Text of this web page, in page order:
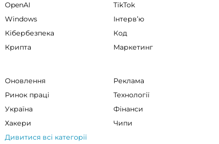
OpenAI
TikTok
Windows
Інтервʼю
Кібербезпека
Код
Крипта
Маркетинг
Оновлення
Реклама
Ринок праці
Технології
Україна
Фінанси
Хакери
Чипи
Дивитися всі категорії